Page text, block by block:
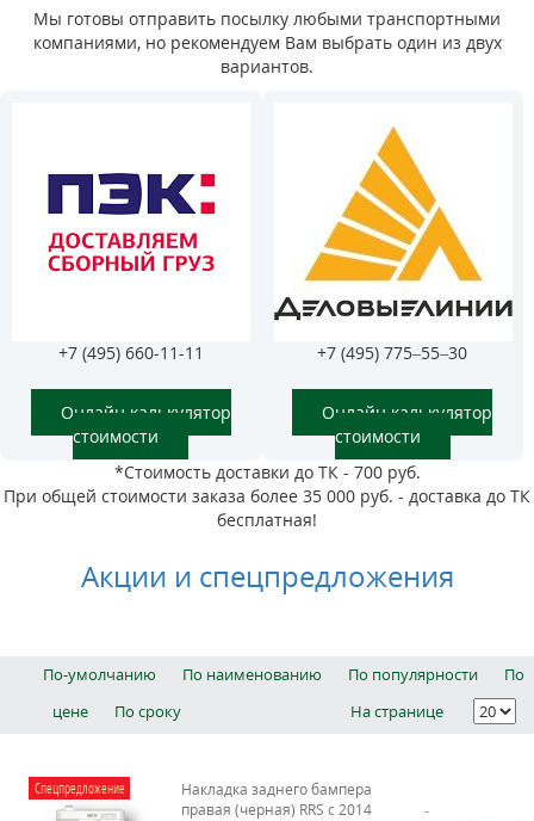
Мы готовы отправить посылку любыми транспортными
компаниями, но рекомендуем Вам выбрать один из двух
вариантов.
+7 (495) 660-11-11
Онлайн калькулятор
стоимости
+7 (495) 775–55–30
Онлайн калькулятор
стоимости
*Стоимость доставки до ТК - 700 руб.
При общей стоимости заказа более 35 000 руб. - доставка до ТК
бесплатная!
Акции и спецпредложения
По-умолчанию По наименованию По популярности
По
цене
По сроку На странице
Спецпредложение
Накладка заднего бампера
правая (черная) RRS c 2014